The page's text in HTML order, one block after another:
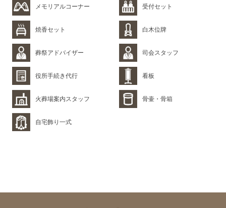
メモリアルコーナー 受付セット
焼香セット 白木位牌
葬祭アドバイザー 司会スタッフ
役所手続き代行 看板
火葬場案内スタッフ 骨壷・骨箱
自宅飾り一式